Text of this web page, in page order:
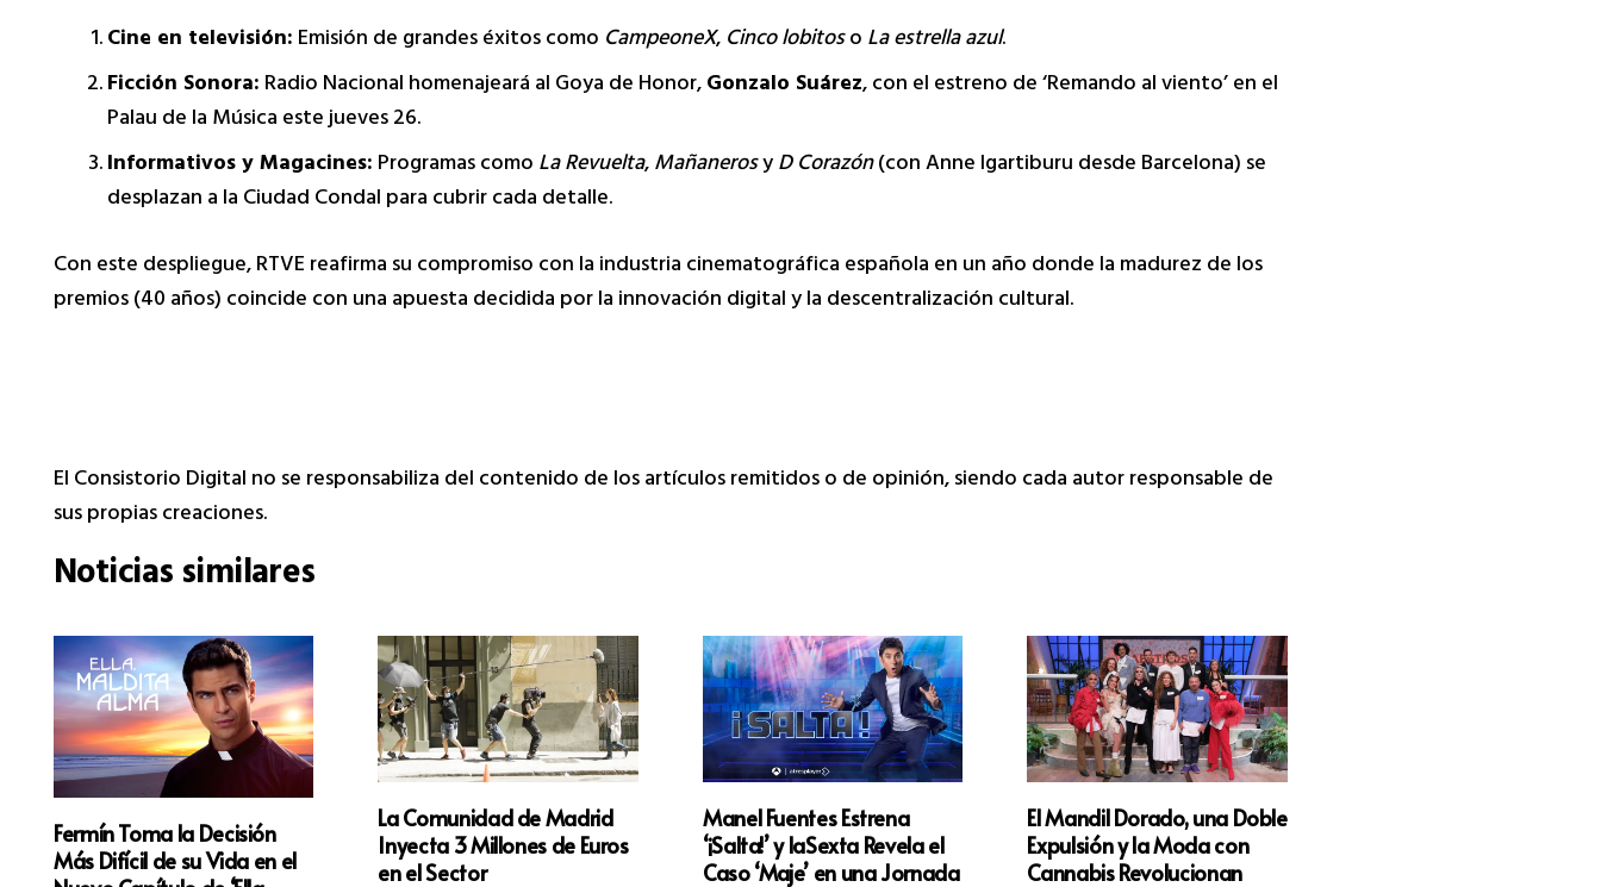
Cine en televisión:Emisión de grandes éxitos como CampeoneX,Cinco lobitosoLa estrella azul.
Ficción Sonora:Radio Nacional homenajeará al Goya de Honor,Gonzalo Suárez, con el estreno de ‘Remando al viento’ en el
Palau de la Música este jueves 26.
Informativos y Magacines:Programas comoLa Revuelta,MañanerosyD Corazón(con Anne Igartiburu desde Barcelona) se
desplazan a la Ciudad Condal para cubrir cada detalle.
Con este despliegue, RTVE reafirma su compromiso con la industria cinematográfica española en un año donde la madurez de los
premios (40 años) coincide con una apuesta decidida por la innovación digital y la descentralización cultural.
El Consistorio Digital no se responsabiliza del contenido de los artículos remitidos o de opinión, siendo cada autor responsable de
sus propias creaciones.
Noticias similares
Fermín Toma la Decisión
Más Difícil de su Vida en el
La Comunidad de Madrid
Inyecta 3 Millones de Euros
en el Sector
Manel Fuentes Estrena
‘¡Salta!’ y laSexta Revela el
Caso ‘Maje’ en una Jornada
El Mandil Dorado, una Doble
Expulsión y la Moda con
Cannabis Revolucionan